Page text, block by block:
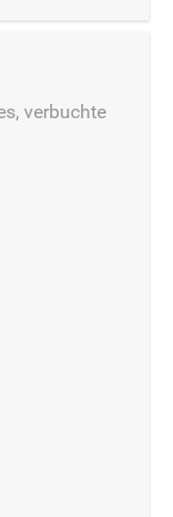
verbuchte